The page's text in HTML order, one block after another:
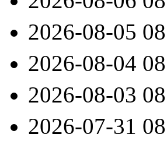
2026-08-05
2026-08-04
2026-08-03
2026-07-31